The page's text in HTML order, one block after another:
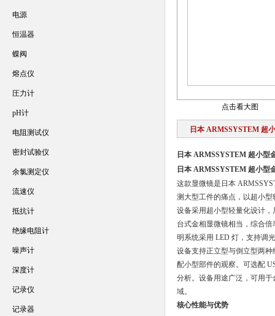
点击看大图
日本 ARMSSYSTEM 超
日本 ARMSSYSTEM 超小型
日本 ARMSSYSTEM 超小型
这款显微镜是日本
测大型工件的痛点，以超小
设备采用超小型轻量化设计，
台式金相显微镜相当，综合
明系统采用 LED 灯，支持调
设备支持正立型与倒立型两
配小型部件的观察。可选配
分析。设备用途广泛，可用
域。
核心性能与优势
电源
恒温器
蝶阀
熔点仪
圧力计
pH计
电阻测试仪
密封试验仪
余氯测定仪
流速仪
抵抗计
绝缘电阻计
噪声计
深度计
记录仪
记录器